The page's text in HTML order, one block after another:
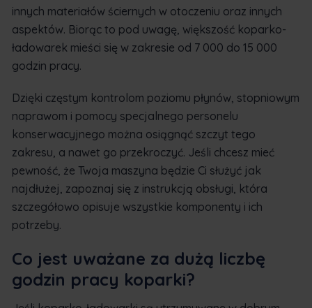
innych materiałów ściernych w otoczeniu oraz innych
aspektów. Biorąc to pod uwagę, większość koparko-
ładowarek mieści się w zakresie od 7 000 do 15 000
godzin pracy.
Dzięki częstym kontrolom poziomu płynów, stopniowym
naprawom i pomocy specjalnego personelu
konserwacyjnego można osiągnąć szczyt tego
zakresu, a nawet go przekroczyć. Jeśli chcesz mieć
pewność, że Twoja maszyna będzie Ci służyć jak
najdłużej, zapoznaj się z instrukcją obsługi, która
szczegółowo opisuje wszystkie komponenty i ich
potrzeby.
Co jest uważane za dużą liczbę
godzin pracy koparki?